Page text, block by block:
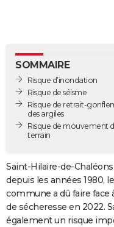
BONS PLANS
CARTE DE VOEUX
Carte de Noël
Carte Bonne année
Carte Saint-Valentin
Carte Pâques
Carte d'anniversaire
DICTIONNAIRE
Dictionnaire
Biographies
Citations
Expressions
Proverbes
PROGRAMME TV
COPAINS D'AVANT
S'inscrire
Se connecter
Lycées
Collèges
Primaires
Universités
Entreprises
Service militaire
Avis de recherche
AVIS DE DÉCÈS
FORUM
SOMMAIRE
Risque d’inondation
Risque de séisme
Risque de retrait-
des argiles
Risque de mouvement
terrain
Saint-Hilaire-de-
depuis les années 1980,
commune a dû faire face
de sécheresse en 2022.
également un risque